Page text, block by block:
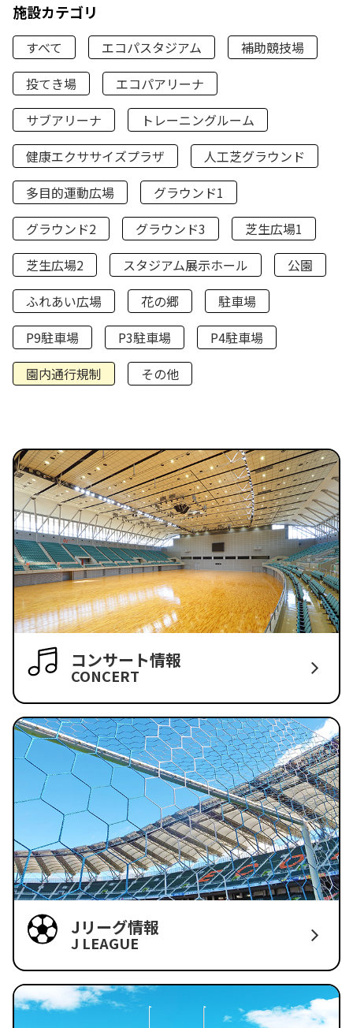
施設カテゴリ
すべて エコパスタジアム
補助競技場
投てき場
エコパアリーナ
サブアリーナ
トレーニングルーム
健康エクササイズプラザ
人工芝グラウンド
多目的運動広場
グラウンド1
グラウンド2
グラウンド3
芝生広場1
芝生広場2
スタジアム展示ホール
公園
ふれあい広場
花の郷
駐車場
P9駐車場
P3駐車場
P4駐車場
園内通行規制
その他
コンサート情報
CONCERT
Jリーグ情報
J LEAGUE